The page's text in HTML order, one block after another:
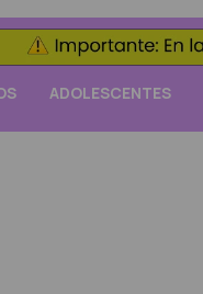
ADOLESCENTES